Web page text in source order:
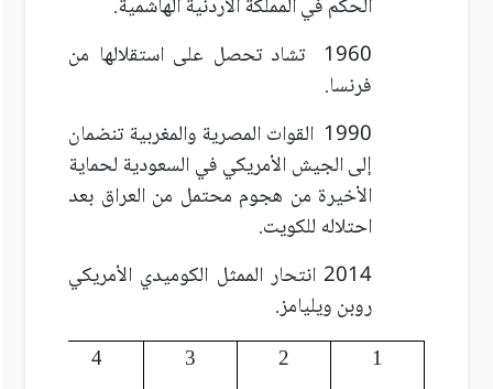
الحكم في المملكة الأردنية الهاشمية.
1960 تشاد تحصل على استقلالها من
فرنسا.
1990 القوات المصرية والمغربية تنضمان
إلى الجيش الأمريكي في السعودية لحماية
الأخيرة من هجوم محتمل من العراق بعد
احتلاله للكويت.
2014 انتحار الممثل الكوميدي الأمريكي
روبن ويليامز.
1
2
3
4